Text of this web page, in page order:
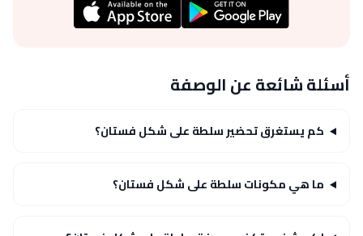
أسئلة شائعة عن الوصفة
كم يستغرق تحضير سلطة على شكل فستان؟
ما هي مكونات سلطة على شكل فستان؟